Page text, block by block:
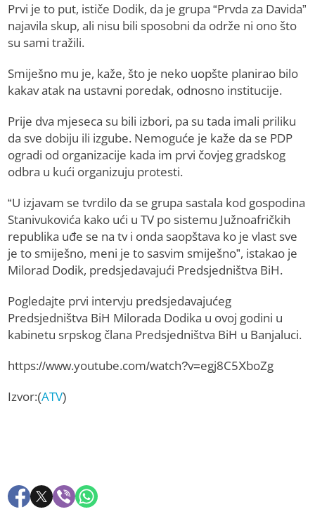
Prvi je to put, ističe Dodik, da je grupa “Prvda za Davida”
najavila skup, ali nisu bili sposobni da održe ni ono što
su sami tražili.
Smiješno mu je, kaže, što je neko uopšte planirao bilo
kakav atak na ustavni poredak, odnosno institucije.
Prije dva mjeseca su bili izbori, pa su tada imali priliku
da sve dobiju ili izgube. Nemoguće je kaže da se PDP
ogradi od organizacije kada im prvi čovjeg gradskog
odbra u kući organizuju protesti.
“U izjavam se tvrdilo da se grupa sastala kod gospodina
Stanivukovića kako ući u TV po sistemu Južnoafričkih
republika uđe se na tv i onda saopštava ko je vlast sve
je to smiješno, meni je to sasvim smiješno”, istakao je
Milorad Dodik, predsjedavajući Predsjedništva BiH.
Pogledajte prvi intervju predsjedavajućeg
Predsjedništva BiH Milorada Dodika u ovoj godini u
kabinetu srpskog člana Predsjedništva BiH u Banjaluci.
https://www.youtube.com/watch?v=egj8C5XboZg
Izvor:(ATV)